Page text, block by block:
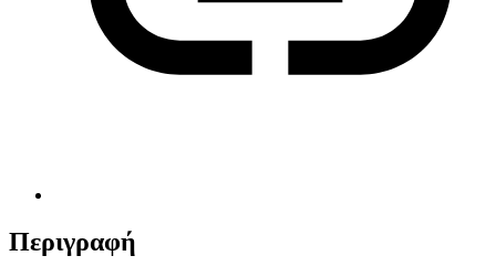
Περιγραφή